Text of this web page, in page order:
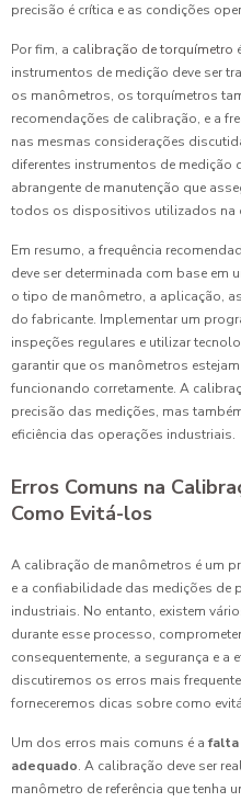
precisão é crítica e as condições
Por fim, a calibração de torquímetro
instrumentos de medição deve ser
os manômetros, os torquímetros
recomendações de calibração, e a
nas mesmas considerações
diferentes instrumentos de medição
abrangente de manutenção que
todos os dispositivos utilizados na
Em resumo, a frequência
deve ser determinada com base em
o tipo de manômetro, a aplicação,
do fabricante. Implementar um
inspeções regulares e utilizar
garantir que os manômetros
funcionando corretamente. A
precisão das medições, mas
eficiência das operações industriais.
Erros Comuns na
Como Evitá-los
A calibração de manômetros é um
e a confiabilidade das medições de
industriais. No entanto, existem
durante esse processo,
consequentemente, a segurança e a
discutiremos os erros mais
forneceremos dicas sobre como
Um dos erros mais comuns é a falta
adequado. A calibração deve ser
manômetro de referência que tenha